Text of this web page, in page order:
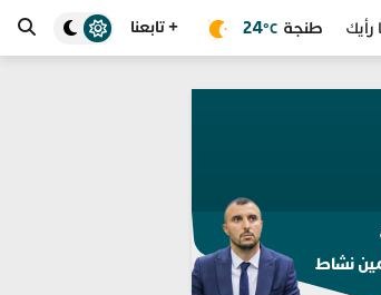
رأيك طنجة 24 °C + تابعنا
نشاط